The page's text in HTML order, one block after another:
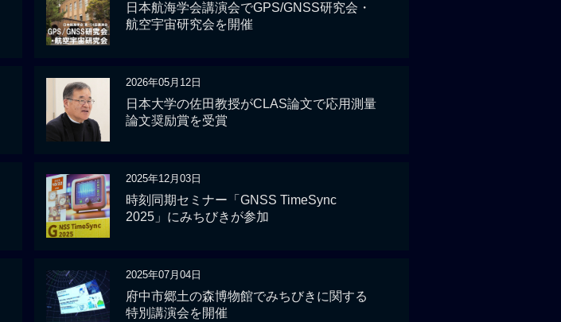
日本航海学会講演会でGPS/GNSS研究会・
航空宇宙研究会を開催
2026年05月12日
日本大学の佐田教授がCLAS論文で応用測量
論文奨励賞を受賞
2025年12月03日
時刻同期セミナー「GNSS TimeSync
2025」にみちびきが参加
2025年07月04日
府中市郷土の森博物館でみちびきに関する
特別講演会を開催